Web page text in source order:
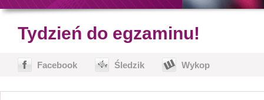
Tydzień do egzaminu!
Facebook Śledzik Wykop